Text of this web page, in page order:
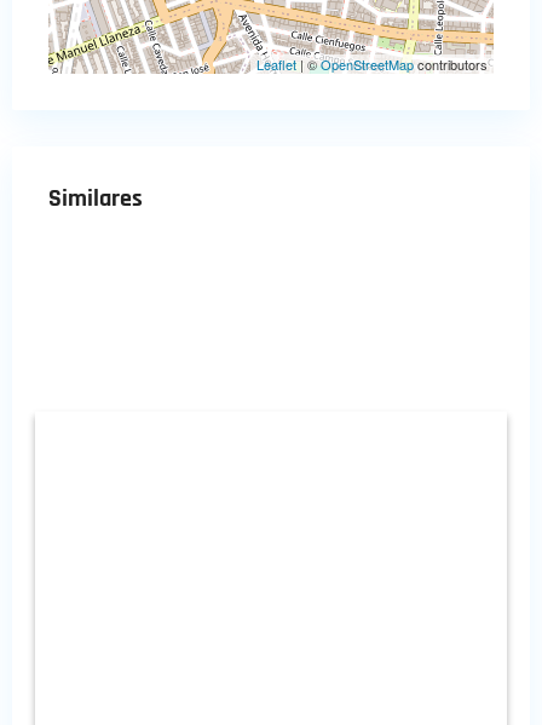
Leaflet | ©OpenStreetMapcontributors
Similares